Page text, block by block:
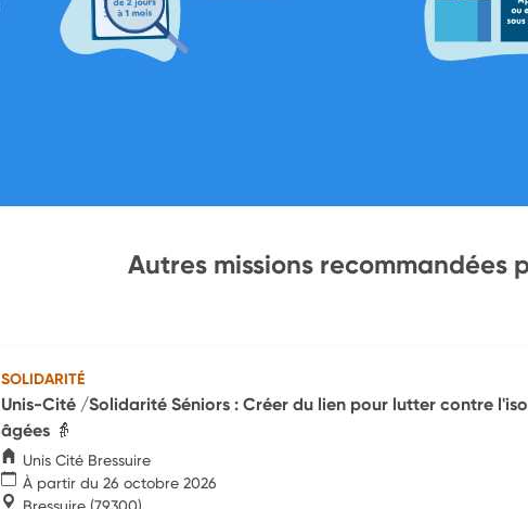
Autres missions recommandées
SOLIDARITÉ
Unis-Cité /Solidarité Séniors : Créer du lien pour lutter contre
âgées 👵
Unis Cité Bressuire
À partir du 26 octobre 2026
Bressuire (79300)